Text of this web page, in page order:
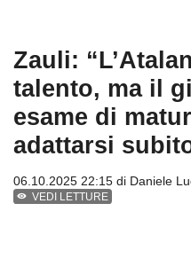
Zauli:
talento, ma il
esame di
adattarsi
06.10.2025 22:15 di Daniele
VEDI LETTURE